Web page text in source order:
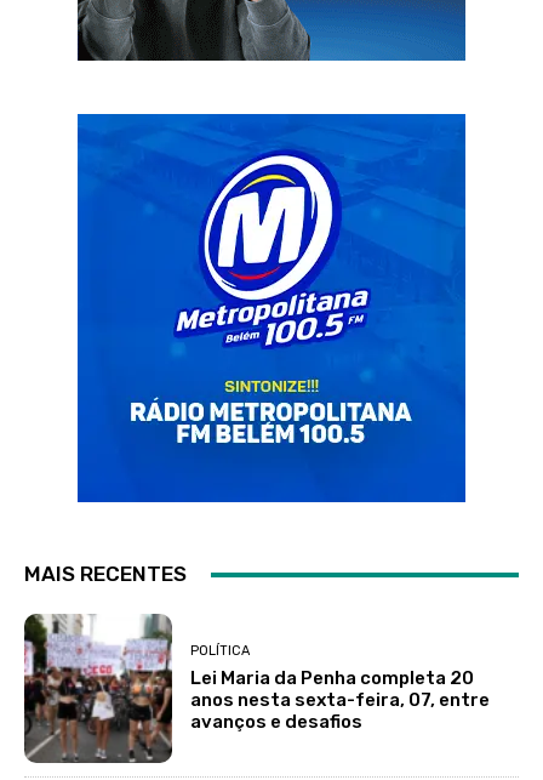
MAIS RECENTES
POLÍTICA
Lei Maria da Penha completa 20
anos nesta sexta-feira, 07, entre
avanços e desafios